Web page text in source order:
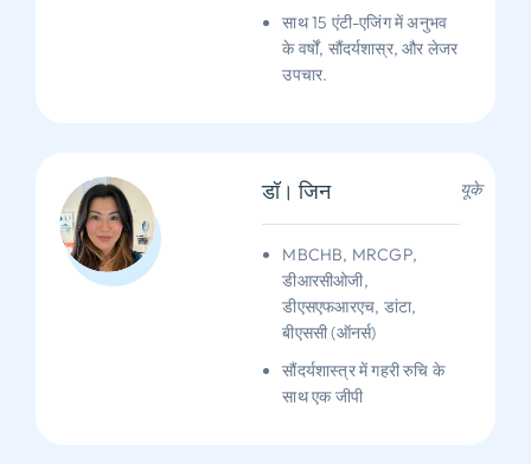
साथ 15 एंटी-एजिंग में अनुभव
के वर्षों, सौंदर्यशास्र, और लेजर
उपचार.
डॉ। जिन यूके
MBCHB, MRCGP,
डीआरसीओजी,
डीएसएफआरएच, डांटा,
बीएससी (ऑनर्स)
सौंदर्यशास्त्र में गहरी रुचि के
साथ एक जीपी